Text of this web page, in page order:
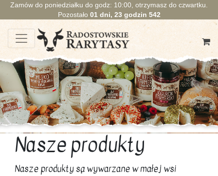
Zamów do poniedziałku do godz: 10:00, otrzymasz do czwartku.
Pozostało 01 dni, 23godzin 542
Nasze produkty
Nasze produkty są wywarzane w małej wsi